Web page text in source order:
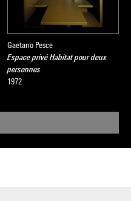
Gaetano Pesce
Espace privé Habitat pour deux
personnes
1972